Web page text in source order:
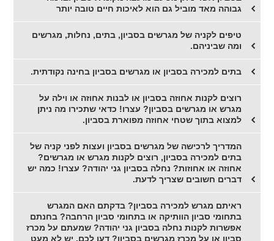
גבוהה מאד מוביל גם הוא לאיכות חיים טובה יותר
טיפים לקניה של מגרשים בסביון, בתים, נחלות, מגרשים
ומה שביניהם.
בתים למכירה בסביון או מגרשים בסביון בחינה נקודתית.
רוצים לקנות אחוזה בסביון או לבנות אחוזה או וילה על
מגרש או מגרשים בסביון? עצרו! כדאי שתכירו מה ניתן
למצוא בתוך שטחי אחוזה מפוארת בסביון.
המדריך לרכישה של מגרשים בסביון ועצות לפני קניה של
בתים למכירה בסביון, רוצים לקנות מגרש או מגרשים?
אחוזה או אחוזות? נחלה בסביון גני יהודה? עצרו! כמה יש
דברים חשובים שצריך לדעת.
ראיתם מגרש למכירה בסביון? בדקתם האם המגרש
בתחומי סביון הוותיקה או בתחומי סביון הרחבה? בחנתם
אפשרות לקנות נחלה בסביון גני יהודה? שמעתם על מכרז
סביון או על מכרז מגרשים בסביון? דעו לכם, יש לא מעט